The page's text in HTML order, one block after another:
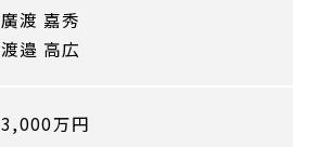
廣渡 嘉秀
渡邉 高広
3,000万円